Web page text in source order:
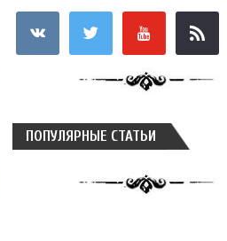
ПОПУЛЯРНЫЕ СТАТЬИ